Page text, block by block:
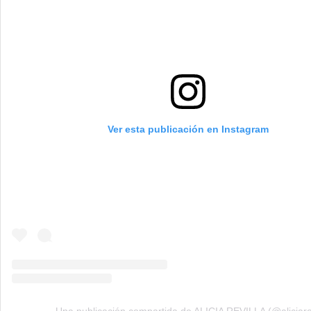
Ver esta publicación en Instagram